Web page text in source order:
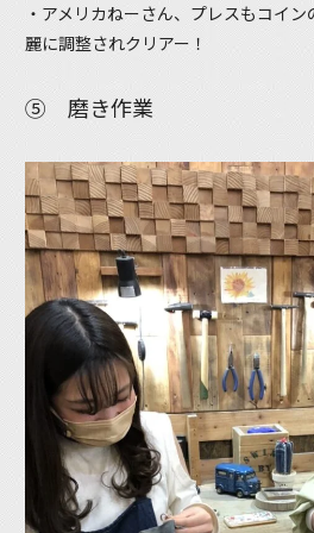
・アメリカねーさん、プレスもコイ
麗に調整されクリアー！
⑤ 磨き作業